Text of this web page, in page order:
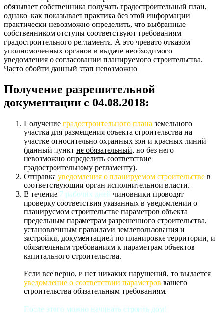
обязывает собственника получать градостроительный план,
однако, как показывает практика без этой информации
практически невозможно определить, что выбранные
собственником отступы соответствуют требованиям
градостроительного регламента. А это чревато отказом
уполномоченных органов в выдаче необходимого
уведомления о согласовании планируемого строительства.
Часто обойти данный этап невозможно.
Получение разрешительной
документации с 04.08.2018:
Получение градостроительного плана земельного
участка для размещения объекта строительства на
участке относительно охранных зон и красных линий
(данный пункт не обязательный, но без него
невозможно определить соответствие
градостроительному регламенту).
Отправка уведомления о планируемом строительстве в
соответствующий орган исполнительной власти.
В течение 7 рабочих дней чиновники проводят
проверку соответствия указанных в уведомлении о
планируемом строительстве параметров объекта
предельным параметрам разрешенного строительства,
установленным правилами землепользования и
застройки, документацией по планировке территории, и
обязательным требованиям к параметрам объектов
капитального строительства.
Если все верно, и нет никаких нарушений, то выдается
уведомление о соответствии параметров вашего
строительства обязательным требованиям.
После этого можно начинать строить дом!